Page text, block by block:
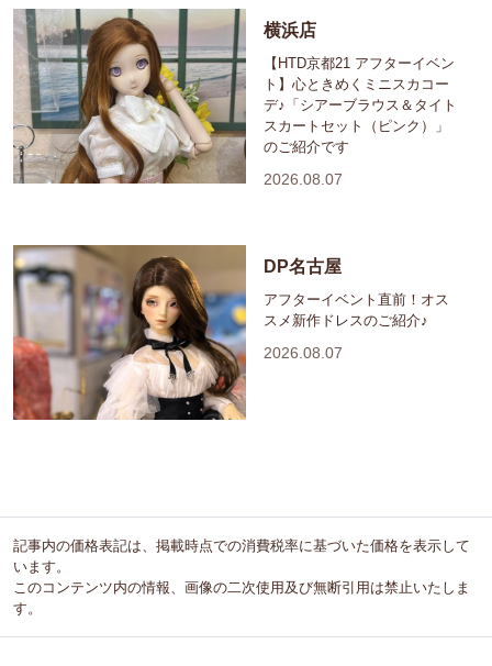
横浜店
【HTD京都21 アフターイベン
ト】心ときめくミニスカコー
デ♪「シアーブラウス＆タイト
スカートセット（ピンク）」
のご紹介です
2026.08.07
DP名古屋
アフターイベント直前！オス
スメ新作ドレスのご紹介♪
2026.08.07
記事内の価格表記は、掲載時点での消費税率に基づいた価格を表示して
います。
このコンテンツ内の情報、画像の二次使用及び無断引用は禁止いたしま
す。